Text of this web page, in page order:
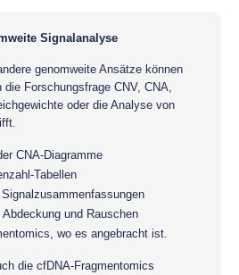
Signalanalyse
genomweite Ansätze können
die Forschungsfrage CNV, CNA,
oder die Analyse von
CNA-Diagramme
Tabellen
und Rauschen
wo es angebracht ist.
die cfDNA-Fragmentomics